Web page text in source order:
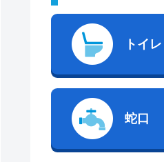
トイレ
蛇口